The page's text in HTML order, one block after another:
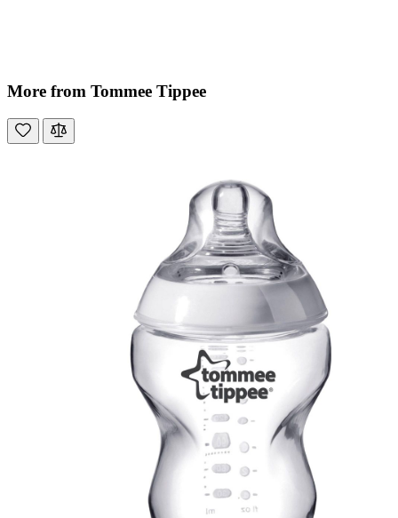
More from Tommee Tippee